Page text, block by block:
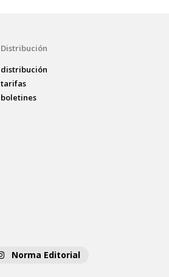
Distribución
distribución
tarifas
boletines
Norma Editorial